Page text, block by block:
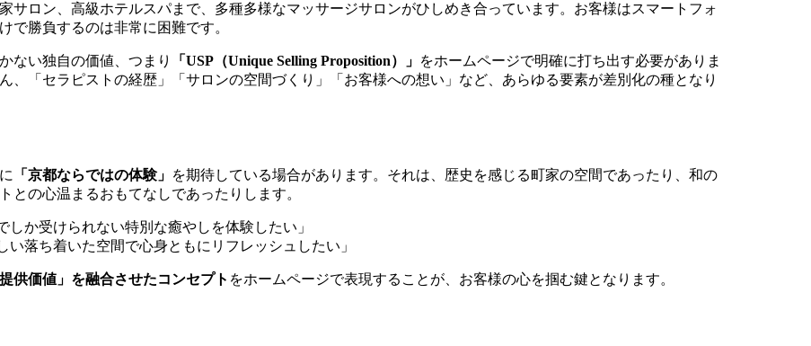
サロン、高級ホテルスパまで、多種多様なマッサージサロンがひしめき合っています。お客様はスマートフォ
で勝負するのは非常に困難です。
ない独自の価値、つまり 「USP（Unique Selling Proposition）」 をホームページで明確に打ち出す必要がありま
「セラピストの経歴」「サロンの空間づくり」「お客様への想い」など、あらゆる要素が差別化の種となり
「京都ならではの体験」 を期待している場合があります。それは、歴史を感じる町家の空間であったり、和の
の心温まるおもてなしであったりします。
しか受けられない特別な癒やしを体験したい」
い落ち着いた空間で心身ともにリフレッシュしたい」
供価値」を融合させたコンセプト をホームページで表現することが、お客様の心を掴む鍵となります。